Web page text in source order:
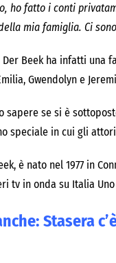
ho fatto i conti
mia famiglia. Ci
Der Beek ha infatti una
Gwendolyn e
sapere se si è
speciale in cui gli
è nato nel 1977 in
tv in onda su Italia Uno
Stasera